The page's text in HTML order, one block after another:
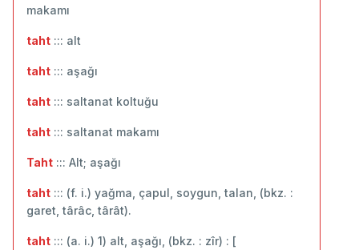
makamı
taht ::: ‬alt
taht ::: aşağı
taht ::: ‬saltanat koltuğu
taht ::: saltanat makamı
Taht ::: Alt; aşağı
taht ::: (f. i.) yağma, çapul, soygun, talan, (bkz. :
garet, târâc, târât).
taht ::: (a. i.) 1) alt, aşağı, (bkz. : zîr) : [